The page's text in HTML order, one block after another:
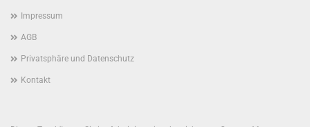
Impressum
AGB
Privatsphäre und Datenschutz
Kontakt